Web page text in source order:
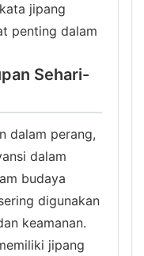
jipang
penting dalam
Sehari-
dalam perang,
dalam
budaya
digunakan
keamanan.
jipang